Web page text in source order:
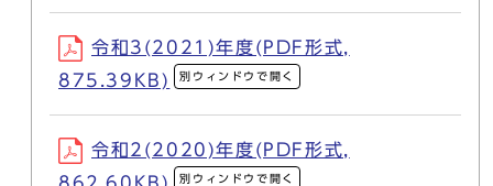
令和3(2021)年度(PDF形式,
875.39KB)
別ウィンドウで開く
令和2(2020)年度(PDF形式,
別ウィンドウで開く